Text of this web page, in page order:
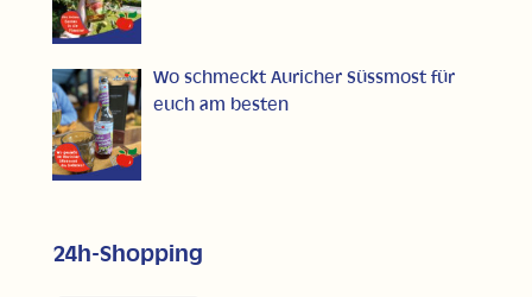
Wo schmeckt Auricher Süssmost für
euch am besten
24h-Shopping